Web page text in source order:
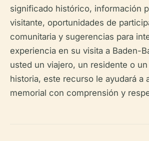
significado histórico, información
visitante, oportunidades de
comunitaria y sugerencias para
experiencia en su visita a Baden-
usted un viajero, un residente o
historia, este recurso le ayudará a
memorial con comprensión y